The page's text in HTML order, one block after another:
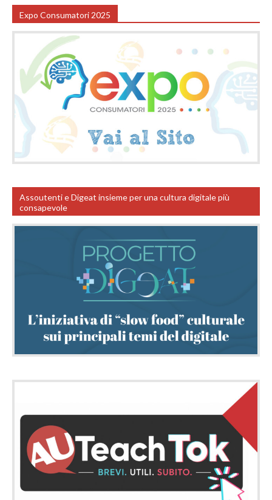
Expo Consumatori 2025
Assoutenti e Digeat insieme per una cultura digitale più
consapevole